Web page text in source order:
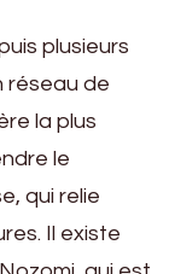
plusieurs
réseau de
la plus
le
qui relie
Il existe